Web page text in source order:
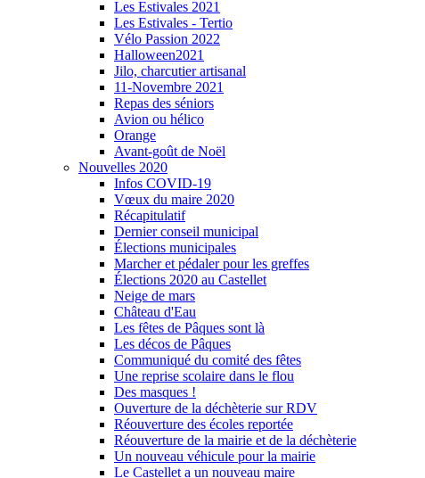
Les Estivales 2021
Les Estivales - Tertio
Vélo Passion 2022
Halloween2021
Jilo, charcutier artisanal
11-Novembre 2021
Repas des séniors
Avion ou hélico
Orange
Avant-goût de Noël
Nouvelles 2020
Infos COVID-19
Vœux du maire 2020
Récapitulatif
Dernier conseil municipal
Élections municipales
Marcher et pédaler pour les greffes
Élections 2020 au Castellet
Neige de mars
Château d'Eau
Les fêtes de Pâques sont là
Les décos de Pâques
Communiqué du comité des fêtes
Une reprise scolaire dans le flou
Des masques !
Ouverture de la déchèterie sur RDV
Réouverture des écoles reportée
Réouverture de la mairie et de la déchèterie
Un nouveau véhicule pour la mairie
Le Castellet a un nouveau maire